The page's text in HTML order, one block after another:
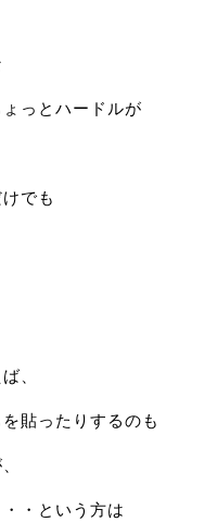
っとハードルが
でも
、
貼ったりするのも
・という方は